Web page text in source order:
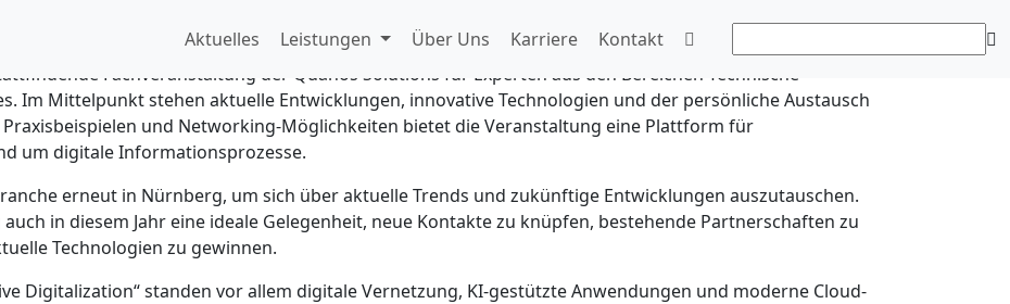
Aktuelles Leistungen Über Uns Karriere Kontakt
auf Quanos Connect 2026
Fachveranstaltung der Quanos Solutions für Experten aus den Bereichen Technische
Im Mittelpunkt stehen aktuelle Entwicklungen, innovative Technologien und der persönliche Austausch
und Networking-Möglichkeiten bietet die Veranstaltung eine Plattform für
um digitale Informationsprozesse.
erneut in Nürnberg, um sich über aktuelle Trends und zukünftige Entwicklungen auszutauschen.
in diesem Jahr eine ideale Gelegenheit, neue Kontakte zu knüpfen, bestehende Partnerschaften zu
Technologien zu gewinnen.
Digitalization“ standen vor allem digitale Vernetzung, KI-gestützte Anwendungen und moderne Cloud-